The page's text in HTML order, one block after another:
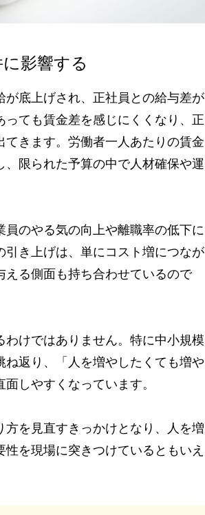
影響する
底上げされ、正社員との給与差が
ても賃金差を感じにくくなり、正
きます。 労働者一人あたりの賃金
限られた予算の中で人材確保や運
のやる気の向上や離職率の低下に
き上げは、単にコスト増につなが
える側面も持ち合わせているので
けではありません。 特に中小規模
返り、「人を増やしたくても増や
しやすくなっています。
を見直すきっかけとなり、人を増
を現場に突きつけているともいえ